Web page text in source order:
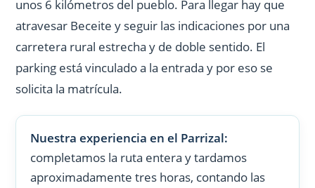
unos 6 kilómetros del pueblo. Para llegar hay que
atravesar Beceite y seguir las indicaciones por una
carretera rural estrecha y de doble sentido. El
parking está vinculado a la entrada y por eso se
solicita la matrícula.
Nuestra experiencia en el Parrizal:
completamos la ruta entera y tardamos
aproximadamente tres horas, contando las